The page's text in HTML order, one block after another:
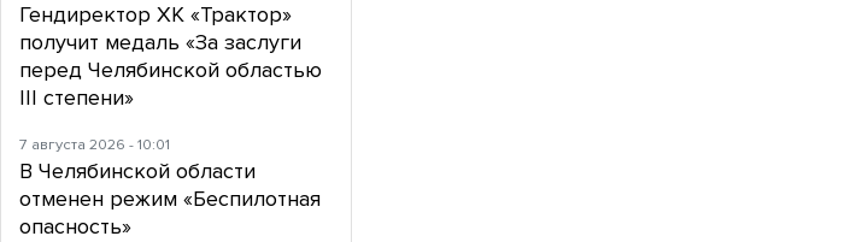
Гендиректор ХК «Трактор»
получит медаль «За заслуги
перед Челябинской областью
III степени»
7 августа 2026 - 10:01
В Челябинской области
отменен режим «Беспилотная
опасность»